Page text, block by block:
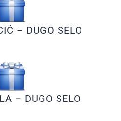
– DUGO SELO
– DUGO SELO